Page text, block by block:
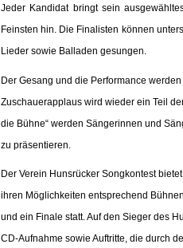
Jeder Kandidat bringt sein
Feinsten hin. Die Finalisten können
Lieder sowie Balladen gesungen.
Der Gesang und die Performance
Zuschauerapplaus wird wieder ein Teil
die Bühne“ werden Sängerinnen und
zu präsentieren.
Der Verein Hunsrücker Songkontest
ihren Möglichkeiten entsprechend
und ein Finale statt. Auf den Sieger des
CD-Aufnahme sowie Auftritte, die durch